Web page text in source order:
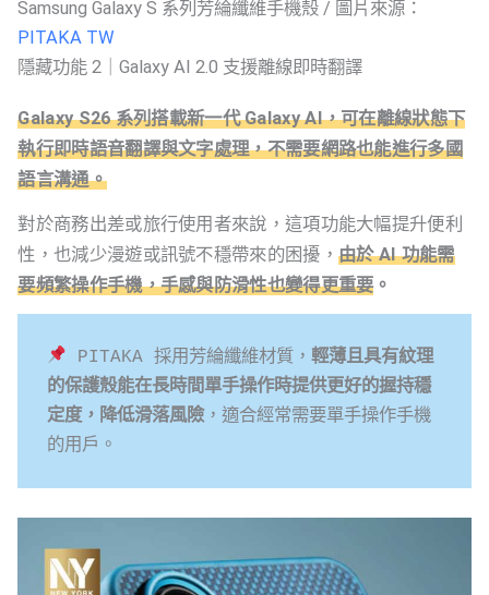
Samsung Galaxy S 系列芳綸纖維手機殼 / 圖片來源：
PITAKA TW
隱藏功能 2｜Galaxy AI 2.0 支援離線即時翻譯
Galaxy S26 系列搭載新一代 Galaxy AI，可在離線狀態下
執行即時語音翻譯與文字處理，不需要網路也能進行多國
語言溝通。
對於商務出差或旅行使用者來說，這項功能大幅提升便利
性，也減少漫遊或訊號不穩帶來的困擾， 由於 AI 功能需
要頻繁操作手機，手感與防滑性也變得更重要 。
PITAKA 採用芳綸纖維材質，輕薄且具有紋理
的保護殼能在長時間單手操作時提供更好的握持穩
定度，降低滑落風險，適合經常需要單手操作手機
的用戶。